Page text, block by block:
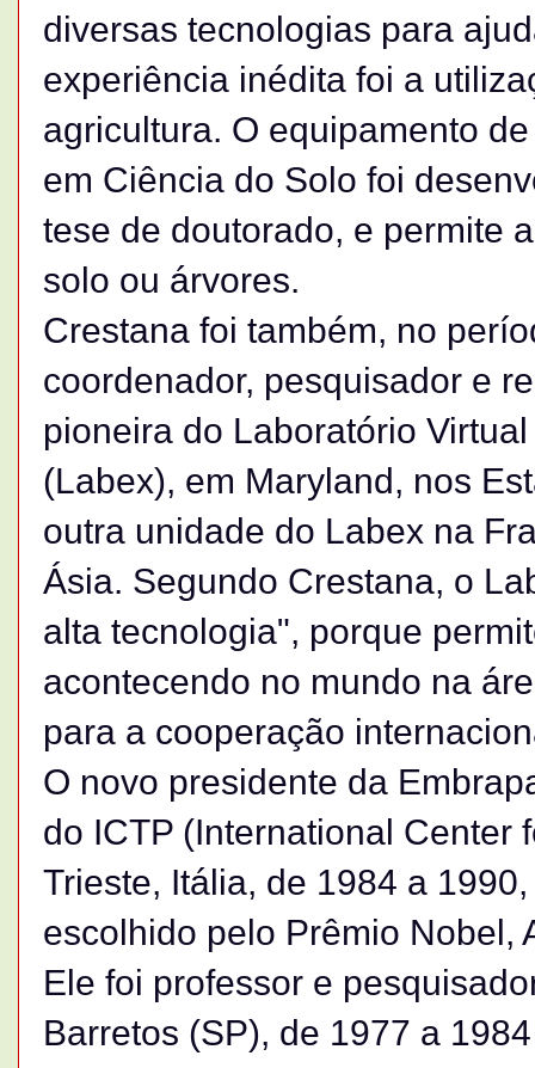
diversas tecnologias para
experiência inédita foi a
agricultura. O equipamento
em Ciência do Solo foi
tese de doutorado, e permite
solo ou árvores.
Crestana foi também, no
coordenador, pesquisador e
pioneira do Laboratório
(Labex), em Maryland, nos
outra unidade do Labex na
Ásia. Segundo Crestana, o
alta tecnologia", porque
acontecendo no mundo na
para a cooperação
O novo presidente da
do ICTP (International Center
Trieste, Itália, de 1984 a
escolhido pelo Prêmio Nobel,
Ele foi professor e
Barretos (SP), de 1977 a